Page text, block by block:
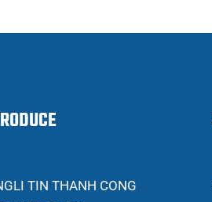
TIN THANH CONG